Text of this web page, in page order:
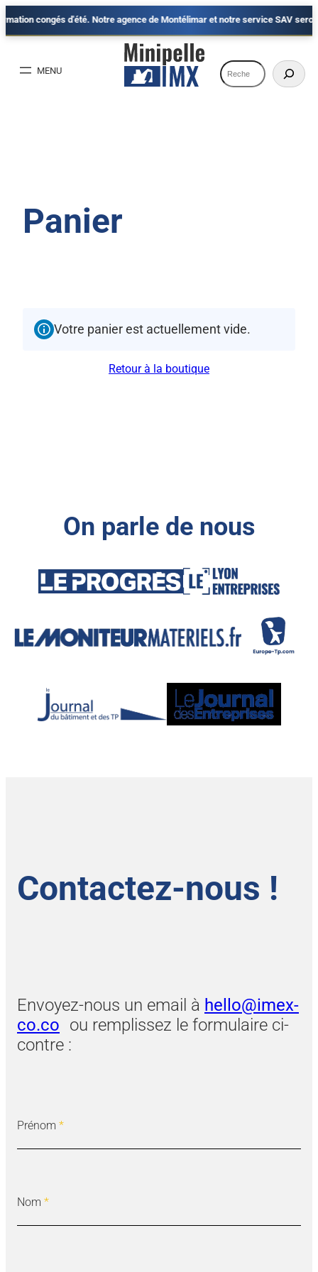
congés d'été. Notre agence de Montélimar et notre service SAV seront
Aller
contenu
Recherche
Panier
Votre panier est actuellement vide.
Retour à la boutique
On parle de nous
Contactez-nous !
Envoyez-nous un email à hello@imex-
co.co ou remplissez le formulaire ci-
contre :
Prénom *
Nom *